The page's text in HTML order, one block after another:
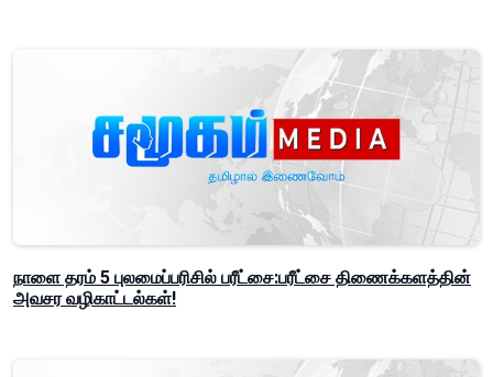
நாளை தரம் 5 புலமைப்பரிசில் பரீட்சை:பரீட்சை திணைக்களத்தின்
அவசர வழிகாட்டல்கள்!